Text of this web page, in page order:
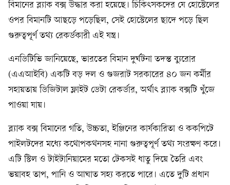
বিমানের ব্ল্যাক বক্স উদ্ধার করা হয়েছে। চিকিৎসকদের যে হোস্টেলের
ওপর বিমানটি আছড়ে পড়েছিল, সেই হোস্টেলের ছাদে পড়ে ছিল
গুরুত্বপূর্ণ তথ্য রেকর্ডকারী এই যন্ত্র।
এনডিটিভি জানিয়েছে, ভারতের বিমান দুর্ঘটনা তদন্ত ব্যুরোর
(এএআইবি) একটি বড় দল ও গুজরাট সরকারের ৪০ জন কর্মীর
সহায়তায় ডিজিটাল ফ্লাইট ডেটা রেকর্ডার, অর্থাৎ ব্ল্যাক বক্সটি খুঁজে
পাওয়া যায়।
ব্ল্যাক বক্স বিমানের গতি, উচ্চতা, ইঞ্জিনের কার্যকারিতা ও ককপিটে
পাইলটদের মধ্যে কথোপকথনসহ নানা গুরুত্বপূর্ণ তথ্য সংরক্ষণ করে।
এটি স্টিল ও টাইটানিয়ামের মতো টেকসই ধাতু দিয়ে তৈরি এবং
ভয়াবহ তাপ, পানি ও আঘাত সহ্য করতে পারে। এতে দুটি প্রধান